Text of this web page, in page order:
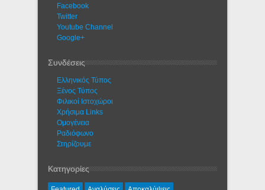
Facebook
Twitter
Youtube Channel
Google+
Συνδέσεις
Ελληνικός Τύπος
Ξένος Τύπος
Φιλικοί Ιστοχώροι
Χρήσιμα Links
Ομογένεια
Ραδιόφωνο
Στηρίζουμε
Κατηγορίες